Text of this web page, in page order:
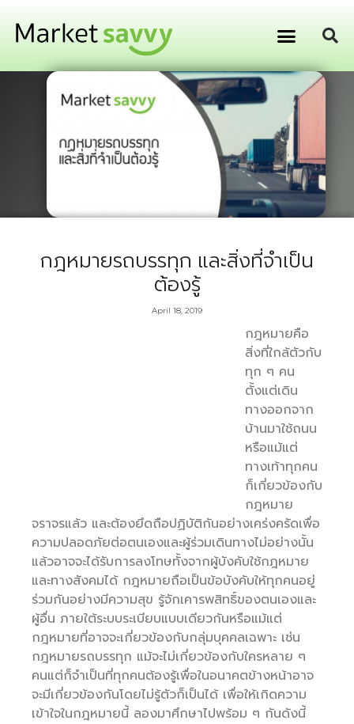
กฎหมายรถบรรทุก และสิ่งที่จำเป็น
ต้องรู้
April 18, 2019
กฎหมายคือ
สิ่งที่ใกล้ตัวกับ
ทุก ๆ คน
ตั้งแต่เดิน
ทางออกจาก
บ้านมาใช้ถนน
หรือแม้แต่
ทางเท้าทุกคน
ก็เกี่ยวข้องกับ
กฎหมาย
จราจรแล้ว และต้องยึดถือปฏิบัติกันอย่างเคร่งครัดเพื่อ
ความปลอดภัยต่อตนเองและผู้ร่วมเดินทางไม่อย่างนั้น
แล้วอาจจะได้รับการลงโทษทั้งจากผู้บังคับใช้กฎหมาย
และทางสังคมได้ กฎหมายถือเป็นข้อบังคับให้ทุกคนอยู่
ร่วมกันอย่างมีความสุข รู้จักเคารพสิทธิ์ของตนเองและ
ผู้อื่น ภายใต้ระบบระเบียบแบบเดียวกันหรือแม้แต่
กฎหมายที่อาจจะเกี่ยวข้องกับกลุ่มบุคคลเฉพาะ เช่น
กฎหมายรถบรรทุก แม้จะไม่เกี่ยวข้องกับใครหลาย ๆ
คนแต่ก็จำเป็นที่ทุกคนต้องรู้เพื่อในอนาคตข้างหน้าอาจ
จะมีเกี่ยวข้องกันโดยไม่รู้ตัวก็เป็นได้ เพื่อให้เกิดความ
เข้าใจในกฎหมายนี้ ลองมาศึกษาไปพร้อม ๆ กันดังนี้